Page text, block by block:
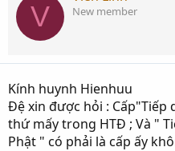
V New member
Kính huynh Hienhuu
Đệ xin được hỏi : Cấp"Tiếp
thứ mấy trong HTĐ ; Và "
Phật " có phải là cấp ấy